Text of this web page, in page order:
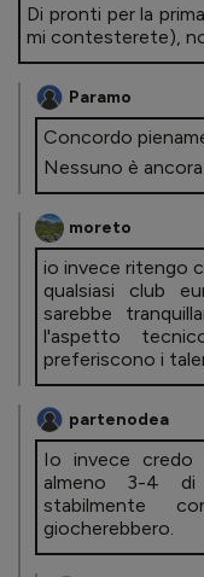
Di pronti per la
mi contesterete),
Paramo
Concordo
Nessuno è
moreto
io invece ritengo
qualsiasi club
sarebbe
l'aspetto
preferiscono i
partenodea
Io invece credo
almeno 3-4 di
stabilmente
giocherebbero.